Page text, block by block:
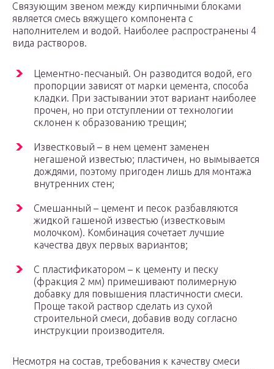
Связующим звеном между кирпичными блоками
является смесь вяжущего компонента с
наполнителем и водой. Наиболее распространены 4
вида растворов.
Цементно-песчаный. Он разводится водой, его
пропорции зависят от марки цемента, способа
кладки. При застывании этот вариант наиболее
прочен, но при отступлении от технологии
склонен к образованию трещин;
Известковый – в нем цемент заменен
негашеной известью; пластичен, но вымывается
дождями, поэтому пригоден лишь для монтажа
внутренних стен;
Смешанный – цемент и песок разбавляются
жидкой гашеной известью (известковым
молочком). Комбинация сочетает лучшие
качества двух первых вариантов;
С пластификатором – к цементу и песку
(фракция 2 мм) примешивают полимерную
добавку для повышения пластичности смеси.
Проще такой раствор сделать из сухой
строительной смеси, добавив воду согласно
инструкции производителя.
Несмотря на состав, требования к качеству смеси